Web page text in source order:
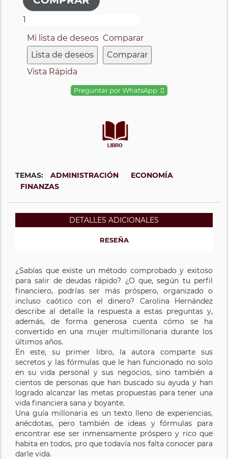
Mi lista de deseos
Lista de deseos
Comparar
Comparar
Vista Rápida
Preguntar por WhatsApp:
TEMAS: ADMINISTRACIÓN
ECONOMÍA
FINANZAS
DETALLES ADICIONALES
RESEÑA
¿Sabías que existe un método comprobado y exitoso
para salir de deudas rápido? ¿O que, según tu perfil
financiero, podrías ser más próspero, organizado o
incluso caótico con el dinero? Carolina Hernández
describe al detalle la respuesta a estas preguntas y,
además, de forma generosa cuenta cómo se ha
convertido en una mujer multimillonaria durante los
últimos años.
En este, su primer libro, la autora comparte sus
secretos y las fórmulas que le han funcionado no solo
en su vida personal y sus negocios, sino también a
cientos de personas que han buscado su ayuda y han
logrado alcanzar las metas propuestas para tener una
vida financiera sana y boyante.
Una guía millonaria es un texto lleno de experiencias,
anécdotas, pero también de ideas y fórmulas para
encontrar ese ser inmensamente próspero y rico que
habita en todos, pro que todavía nos falta conocer para
darle vida.